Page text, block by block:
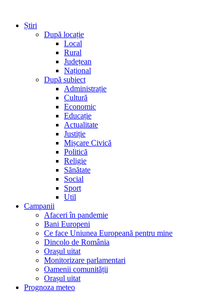
Știri
După locație
Local
Rural
Județean
Național
După subiect
Administrație
Cultură
Economic
Educație
Actualitate
Justiție
Mișcare Civică
Politică
Religie
Sănătate
Social
Sport
Util
Campanii
Afaceri în pandemie
Bani Europeni
Ce face Uniunea Europeană pentru mine
Dincolo de România
Orașul uitat
Monitorizare parlamentari
Oamenii comunității
Orașul uitat
Prognoza meteo